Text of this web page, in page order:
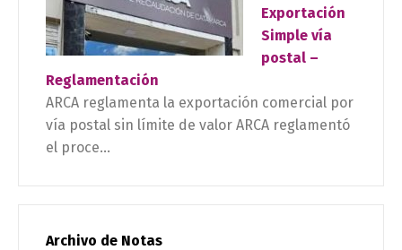
Exportación
Simple vía
postal –
Reglamentación
ARCA reglamenta la exportación comercial por
vía postal sin límite de valor ARCA reglamentó
el proce...
Archivo de Notas